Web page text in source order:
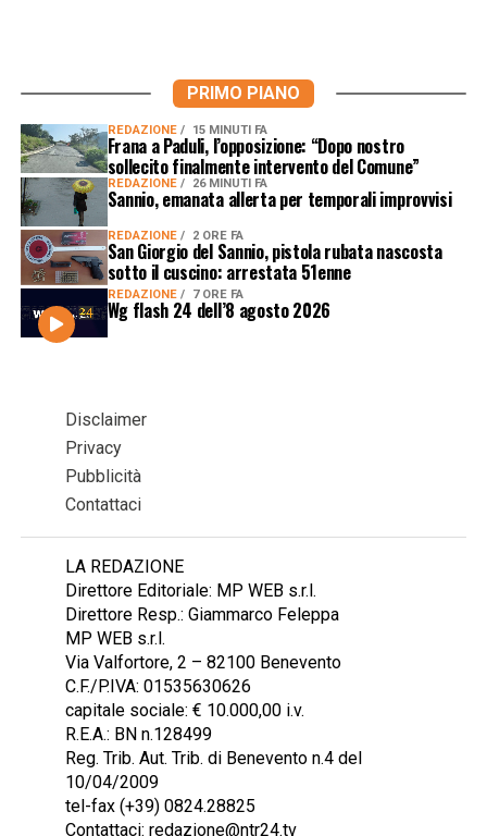
PRIMO PIANO
REDAZIONE 15 MINUTI FA
Frana a Paduli, l’opposizione: “Dopo nostro
sollecito finalmente intervento del Comune”
REDAZIONE 26 MINUTI FA
Sannio, emanata allerta per temporali improvvisi
REDAZIONE 2 ORE FA
San Giorgio del Sannio, pistola rubata nascosta
sotto il cuscino: arrestata 51enne
REDAZIONE 7 ORE FA
Wg flash 24 dell’8 agosto 2026
Disclaimer
Privacy
Pubblicità
Contattaci
LA REDAZIONE
Direttore Editoriale: MP WEB s.r.l.
Direttore Resp.: Giammarco Feleppa
MP WEB s.r.l.
Via Valfortore, 2 – 82100 Benevento
C.F./P.IVA: 01535630626
capitale sociale: € 10.000,00 i.v.
R.E.A.: BN n.128499
Reg. Trib. Aut. Trib. di Benevento n.4 del
10/04/2009
tel-fax (+39) 0824.28825
Contattaci: redazione@ntr24.tv